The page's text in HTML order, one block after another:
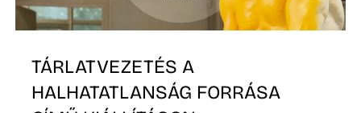
TÁRLATVEZETÉS A
HALHATATLANSÁG FORRÁSA